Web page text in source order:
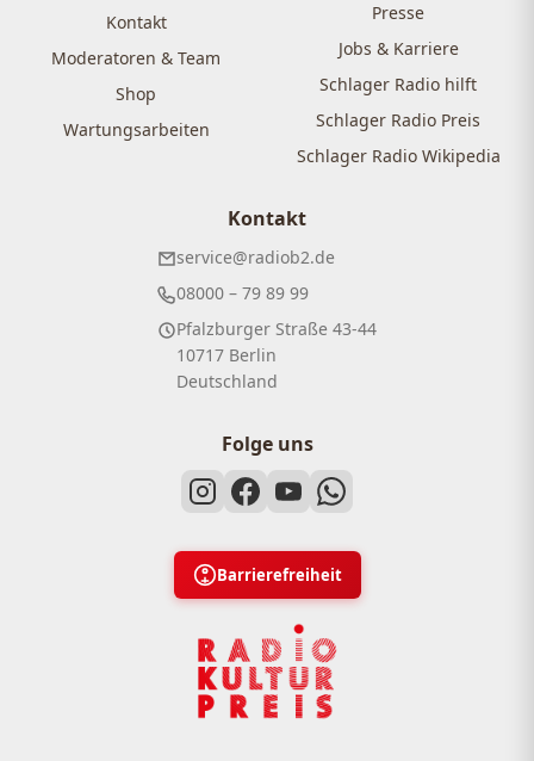
Kontakt
Moderatoren & Team
Shop
Wartungsarbeiten
Presse
Jobs & Karriere
Schlager Radio hilft
Schlager Radio Preis
Schlager Radio Wikipedia
Kontakt
service@radiob2.de
08000 – 79 89 99
Pfalzburger Straße 43-44
10717 Berlin
Deutschland
Folge uns
Barrierefreiheit